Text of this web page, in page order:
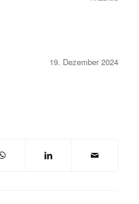
19. Dezember 2024